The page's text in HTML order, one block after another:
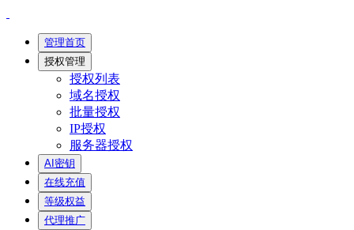
管理首页
授权管理
授权列表
域名授权
批量授权
IP授权
服务器授权
AI密钥
在线充值
等级权益
代理推广